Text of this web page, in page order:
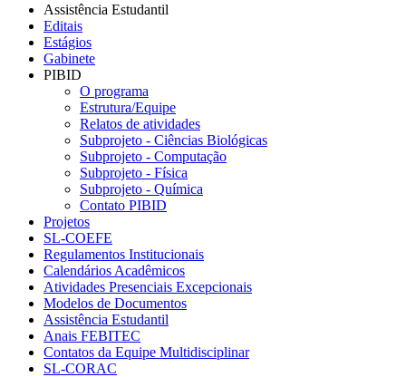
Assistência Estudantil
Editais
Estágios
Gabinete
PIBID
O programa
Estrutura/Equipe
Relatos de atividades
Subprojeto - Ciências Biológicas
Subprojeto - Computação
Subprojeto - Física
Subprojeto - Química
Contato PIBID
Projetos
SL-COEFE
Regulamentos Institucionais
Calendários Acadêmicos
Atividades Presenciais Excepcionais
Modelos de Documentos
Assistência Estudantil
Anais FEBITEC
Contatos da Equipe Multidisciplinar
SL-CORAC